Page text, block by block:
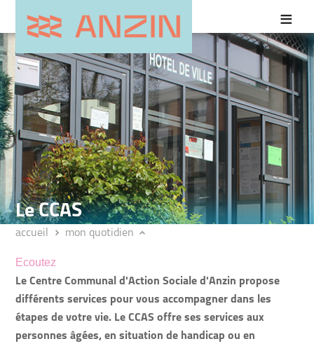
Le CCAS
accueil mon quotidien
Ecoutez
Le Centre Communal d'Action Sociale d'Anzin propose
différents services pour vous accompagner dans les
étapes de votre vie. Le CCAS offre ses services aux
personnes âgées, en situation de handicap ou en